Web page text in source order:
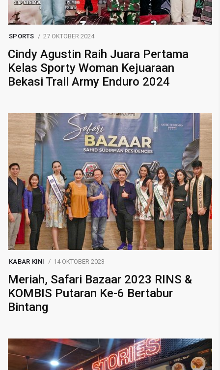
SPORTS 27 OKTOBER 2024
Cindy Agustin Raih Juara Pertama
Kelas Sporty Woman Kejuaraan
Bekasi Trail Army Enduro 2024
KABAR KINI 14 OKTOBER 2023
Meriah, Safari Bazaar 2023 RINS &
KOMBIS Putaran Ke-6 Bertabur
Bintang